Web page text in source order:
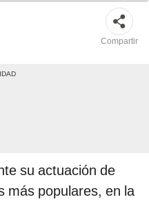
Compartir
su actuación de
más populares, en la